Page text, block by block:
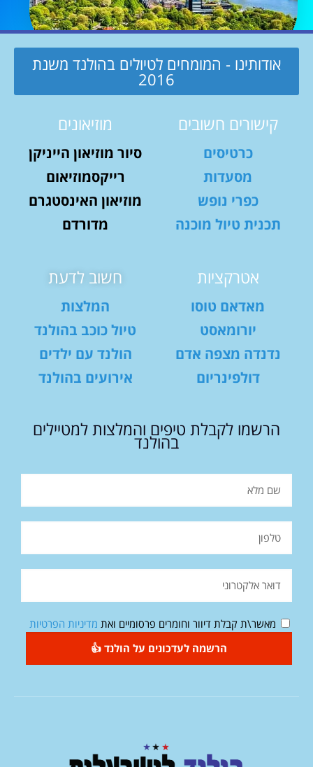
אודותינו - המומחים לטיולים בהולנד משנת
2016
קישורים חשובים
כרטיסים
מסעדות
כפרי נופש
תכנית טיול מוכנה
מוזיאונים
סיור מוזיאון הייניקן
רייקסמוזיאום
מוזיאון האינסטגרם
מדורדם
אטרקציות
מאדאם טוסו
יורומאסט
נדנדה מצפה אדם
דולפינריום
חשוב לדעת
המלצות
טיול כוכב בהולנד
הולנד עם ילדים
אירועים בהולנד
הרשמו לקבלת טיפים והמלצות למטיילים
בהולנד
מאשר\ת קבלת דיוור וחומרים פרסומיים ואת מדיניות הפרטיות
הרשמה לעדכונים על הולנד 👍